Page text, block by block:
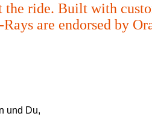
ride. Built with
are endorsed by
und Du,